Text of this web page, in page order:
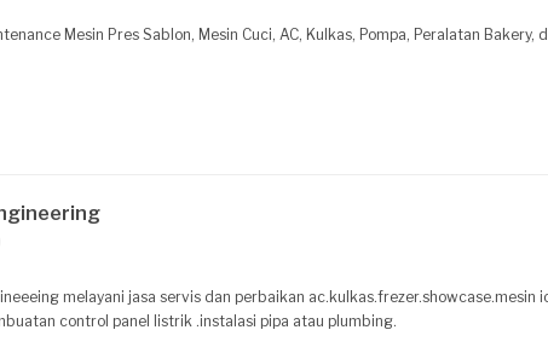
Mesin Pres Sablon, Mesin Cuci, AC, Kulkas, Pompa, Peralatan Bakery, dll
ice cream.pumpa air.water
control panel listrik .instalasi pipa atau plumbing.